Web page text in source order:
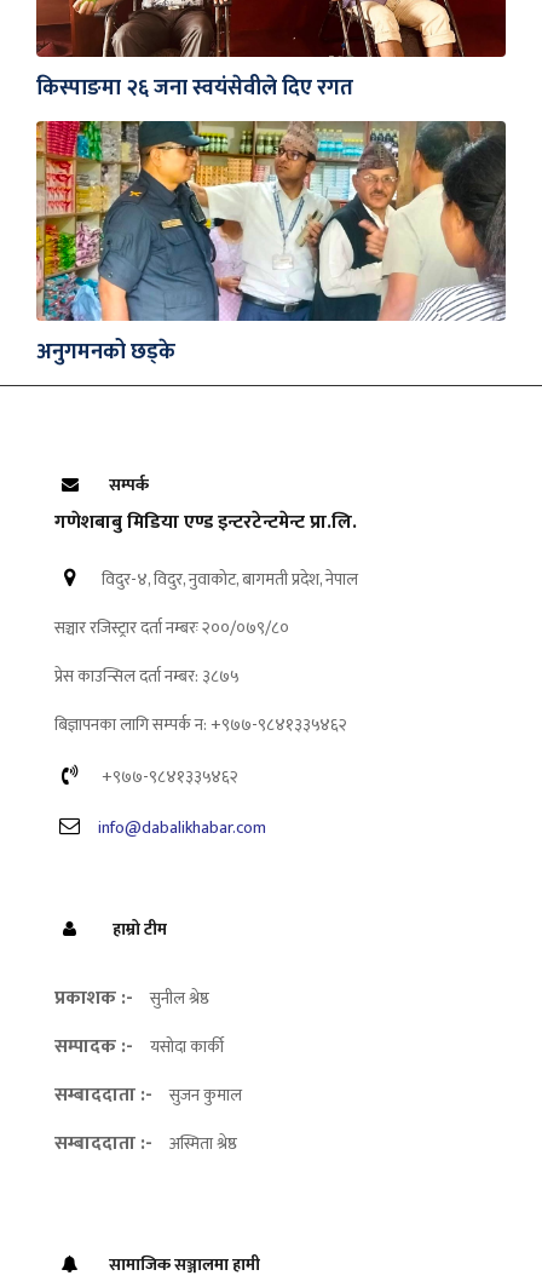
किस्पाङमा २६ जना स्वयंसेवीले दिए रगत
अनुगमनको छड्के
सम्पर्क
गणेशबाबु मिडिया एण्ड इन्टरटेन्टमेन्ट प्रा.लि.
विदुर-४, विदुर, नुवाकोट, बागमती प्रदेश, नेपाल
सञ्चार रजिस्ट्रार दर्ता नम्बरः २००/०७९/८०
प्रेस काउन्सिल दर्ता नम्बर: ३८७५
बिज्ञापनका लागि सम्पर्क न: +९७७-९८४१३३५४६२
+९७७-९८४१३३५४६२
info@dabalikhabar.com
हाम्रो टीम
प्रकाशक :- सुनील श्रेष्ठ
सम्पादक :- यसोदा कार्की
सम्बाददाता :- सुजन कुमाल
सम्बाददाता :- अस्मिता श्रेष्ठ
सामाजिक सञ्जालमा हामी